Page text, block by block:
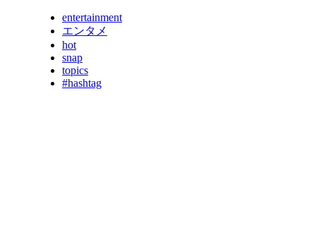
entertainment
エンタメ
hot
snap
topics
#hashtag